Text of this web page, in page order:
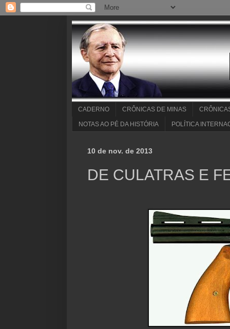
CADERNO CRÔNICAS DE MINAS
NOTAS AO PÉ DA HISTÓRIA POLÍTICA
10 de nov. de 2013
DE CULATRAS E